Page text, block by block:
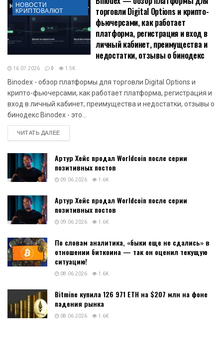
НОВОСТИ
КРИПТОВАЛЮТ
торговли Digital Options и крипто-
фьючерсами, как работает
платформа, регистрация и вход в
личный кабинет, преимущества и
недостатки, отзывы о бинодекс
16.07.2026 0 1.5K
Binodex - обзор платформы для торговли Digital Options и
крипто-фьючерсами, как работает платформа, регистрация и
вход в личный кабинет, преимущества и недостатки, отзывы о
бинодекс Binodex - это...
ЧИТАТЬ ДАЛЕЕDETAILS
Артур Хейс продал Worldcoin после серии
позитивных постов
09.06.2026 1.6K
Артур Хейс продал Worldcoin после серии
позитивных постов
09.06.2026 1.6K
По словам аналитика, «быки еще не сдались» в
отношении биткоина — так он оценил текущую
ситуацию!
08.06.2026 1.6K
Bitmine купила 126 971 ETH на $207 млн на фоне
падения рынка
08.06.2026 1.6K